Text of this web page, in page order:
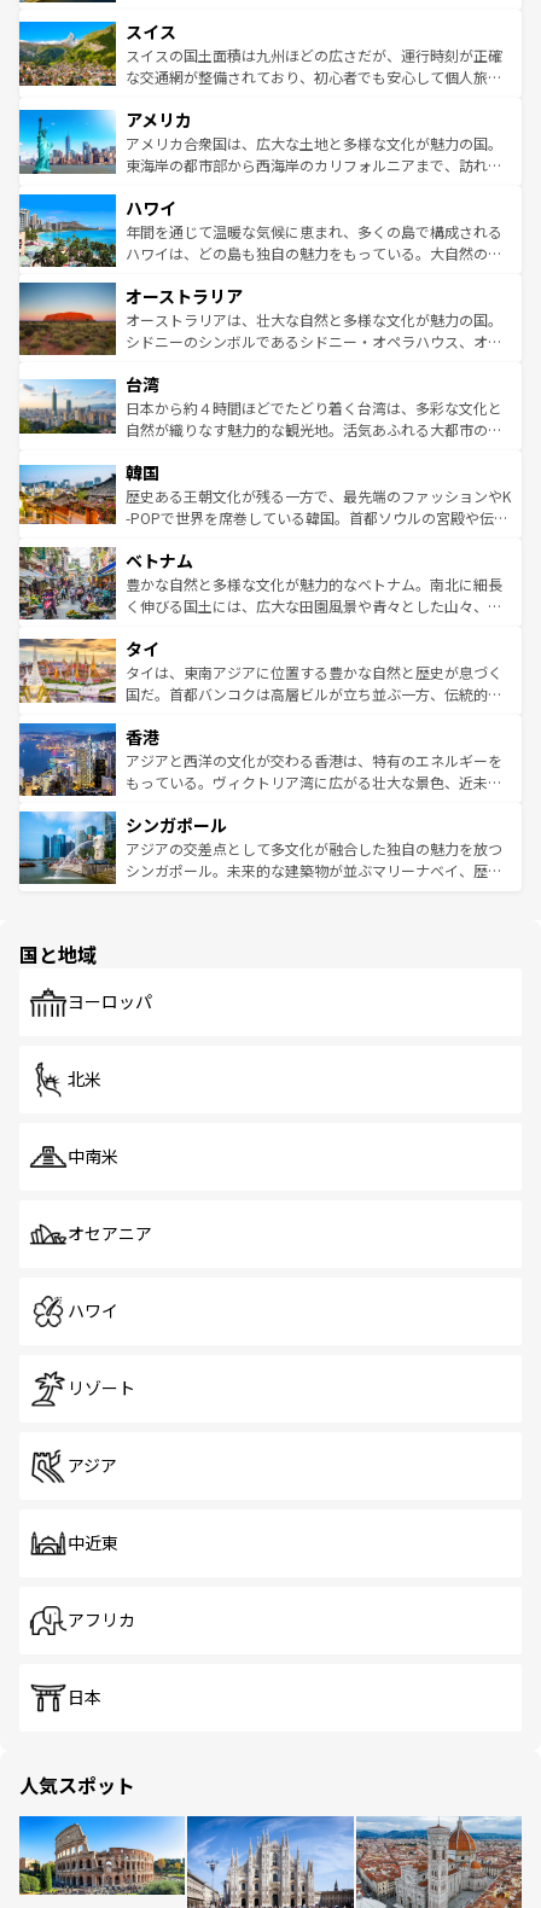
れる地方に足を運ぶとそれぞれで全く異なる文化を体験で
きるだろう。 なお、新着のフランス情報はコンテンツ一覧
を参照してほしい。
は、お酒好きな人にはぜひ体験してほしい。 なお、新着の
ドイツ情報はコンテンツ一覧を参照してほしい。
リアごとに異なる魅力がある。また、優雅なアフタヌーン
ティー、ビール好きにはたまらない英国パブ、サッカー観
戦など、本場だからこそできる体験も豊富。イギリスを旅
ンツ一覧を参照してほしい。
スイス
スイスの国土面積は九州ほどの広さだが、運行時刻が正確
な交通網が整備されており、初心者でも安心して個人旅行
の建物がそのまま残る町や、スイスならではのユニークな
博物館もあり、アルプス観光だけでなく町歩きも満喫する
ことができる。国民の所得が高いため物価も高いが、旅行
ば市内交通費無料で観光を楽しむこともできる。 なお、新
着のスイス情報はコンテンツ一覧 を参照してほしい。
アメリカ
アメリカ合衆国は、広大な土地と多様な文化が魅力の国。
東海岸の都市部から西海岸のカリフォルニアまで、訪れる
のような巨大都市は、観光、ショッピング、エンターテイ
ンメントが詰まった刺激的なスポットだ。一方、アメリカ
西部には大自然が広がり、グランドキャニオンやイエロー
部のニューオーリンズでは、音楽と美食が融合した独特の
文化が魅力。旅行者はアメリカの各地域で異なる魅力を楽
しみながら、その多様性と豊かな歴史を感じることができ
ならではの贅沢な旅のスタイルだ。 なお、新着のアメリカ
情報はコンテンツ一覧を参照してほしい。
ハワイ
年間を通じて温暖な気候に恵まれ、多くの島で構成される
ハワイは、どの島も独自の魅力をもっている。大自然の神
ワイ島は見逃せない。また、定番の観光地といえばオアフ
島だが、静かな自然を求めるならマウイ島やカウアイ島が
おすすめ。エメラルドグリーンに輝く海をはじめ、豊かな
れるおもてなしの心で訪れる人々を迎えてくれるハワイの
人々、おいしいローカルフードやハワイアンミュージッ
ク、伝統的なフラダンスなど、すべてがハワイの魅力を彩
ワイを、存分に味わってほしい。 なお、新着のハワイ情報
はコンテンツ一覧を参照してほしい。
オーストラリア
オーストラリアは、壮大な自然と多様な文化が魅力の国。
シドニーのシンボルであるシドニー・オペラハウス、オー
リアリーフや大陸中央部にそびえるウルル（エアーズロッ
ク）、タスマニアの美しい原生林やケアンズの熱帯雨林な
ど、見どころがたくさん。また、カフェやワイン、オージ
いる。アクティビティも充実しており、サーフィンやダイ
ビング、ハイキングなど、アウトドア好きにはたまらな
い。オーストラリアの多彩な魅力を存分に味わいつくそ
参照してほしい。
台湾
日本から約４時間ほどでたどり着く台湾は、多彩な文化と
自然が織りなす魅力的な観光地。活気あふれる大都市の台
ン）、静ひつな山岳地帯である台湾東部など、都市の喧騒
と山間の静けさが共存しており、訪れる人に新しい発見と
驚きをもたらしてくれる。また、奥深い台湾の食文化も魅
容にもいいと評判のスイーツなど、バラエティ豊かな料理
が味わえる。 なお、新着の台湾情報は コンテンツ一覧を参
照してほしい。
韓国
歴史ある王朝文化が残る一方で、最先端のファッションやK
-POPで世界を席巻している韓国。首都ソウルの宮殿や伝統
き、地方に足を延ばせば四季折々の自然美を楽しむことが
できる。そして、キムチや焼肉、絶品のストリートフード
まで、さまざまな韓国料理が待っている。夜には、韓国な
リティに包まれながら、韓国の多彩な魅力を心ゆくまで味
わってみてほしい。 なお、新着の韓国情報はコンテンツ一
覧を参照してほしい。
ベトナム
豊かな自然と多様な文化が魅力的なベトナム。南北に細長
く伸びる国土には、広大な田園風景や青々とした山々、世
急速な発展と共に伝統が息づく。ハノイの古い町並みやホ
ーチミン市のフランス統治時代の建物も、独特の雰囲気を
醸し出している。また、バラエティの豊かさとおいしさで
とつ。フォーやバインミー、ベトナムコーヒーなどは、ぜ
ひ現地で味わいたい。どの地域を訪れてもあたたかい人々
が旅行者を迎えてくれるので、きっと忘れられない旅にな
参照してほしい。
タイ
タイは、東南アジアに位置する豊かな自然と歴史が息づく
国だ。首都バンコクは高層ビルが立ち並ぶ一方、伝統的な
の活気が交差している。北部ではチェンマイなどの山岳地
帯で自然と触れ合い、南部ではプーケットやクラビの美し
いビーチでリゾート気分を楽しむことができる。タイ料理
激する。気候は一年中温暖で、どの季節にも異なる楽しみ
が待っている。親しみやすいタイの人々、仏教を中心とし
た文化、そして多様な観光資源が、訪れる旅人を魅了し続
香港
アジアと西洋の文化が交わる香港は、特有のエネルギーを
もっている。ヴィクトリア湾に広がる壮大な景色、近未来
み、どこを訪れても感動するはず。観光スポットが密集し
ており、効率よく見どころを回れるのも魅力。息をのむよ
うな絶景から文化的な体験まで、香港を存分に楽しみ尽く
シンガポール
アジアの交差点として多文化が融合した独自の魅力を放つ
シンガポール。未来的な建築物が並ぶマリーナベイ、歴史
で、ホーカーズは地元の風情を楽しめる外せないスポット
国と地域
ヨーロッパ
北米
中南米
オセアニア
ハワイ
リゾート
アジア
中近東
アフリカ
日本
人気スポット